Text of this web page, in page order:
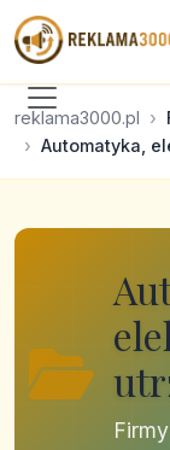
reklama3000.pl
Automatyka,